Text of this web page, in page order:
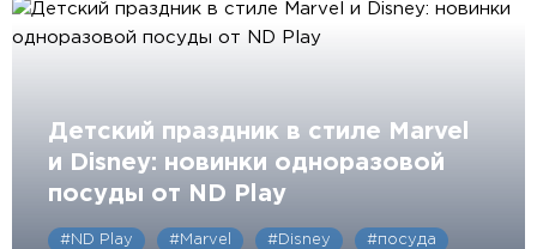
Детский праздник в стиле Marvel
и Disney: новинки одноразовой
посуды от ND Play
#ND Play #Marvel #Disney #посуда